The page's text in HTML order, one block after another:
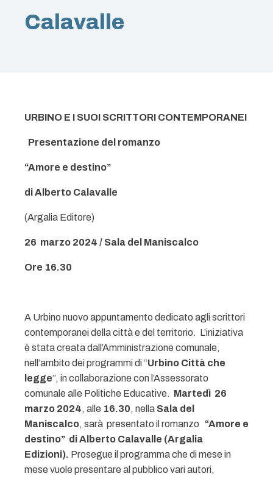
Calavalle
URBINO E I SUOI SCRITTORI CONTEMPORANEI
Presentazione del romanzo
“Amore e destino”
di Alberto Calavalle
(Argalia Editore)
26 marzo 2024 / Sala del Maniscalco
Ore 16.30
A Urbino nuovo appuntamento dedicato agli scrittori
contemporanei della città e del territorio. L’iniziativa
è stata creata dall’Amministrazione comunale,
nell’ambito dei programmi di “Urbino Città che
legge”, in collaborazione con l’Assessorato
comunale alle Politiche Educative. Martedì 26
marzo 2024, alle 16.30, nella Sala del
Maniscalco, sarà presentato il romanzo
“Amore e
destino” di Alberto Calavalle (Argalia
Edizioni). Prosegue il programma che di mese in
mese vuole presentare al pubblico vari autori,